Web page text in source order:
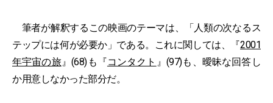
筆者が解釈するこの映画のテーマは、「人類の次なるス
テップには何が必要か」である。これに関しては、『2001
年宇宙の旅』(68)も『コンタクト 』(97)も、曖昧な回答し
か用意しなかった部分だ。